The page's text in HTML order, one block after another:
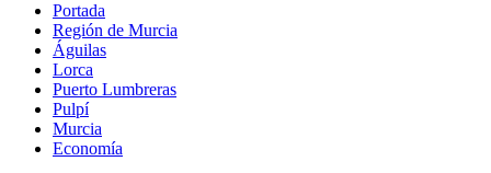
Portada
Región de Murcia
Águilas
Lorca
Puerto Lumbreras
Pulpí
Murcia
Economía